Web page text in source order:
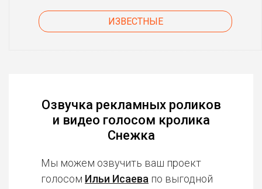
ИЗВЕСТНЫЕ
Озвучка рекламных роликов
и видео голосом кролика
Снежка
Мы можем озвучить ваш проект
голосом Ильи Исаева по выгодной